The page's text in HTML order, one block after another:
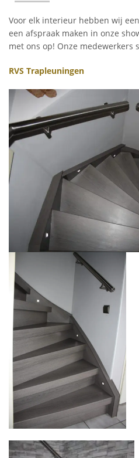
Voor elk interieur hebben wij
een afspraak maken in onze
met ons op! Onze medewerkers
RVS Trapleuningen